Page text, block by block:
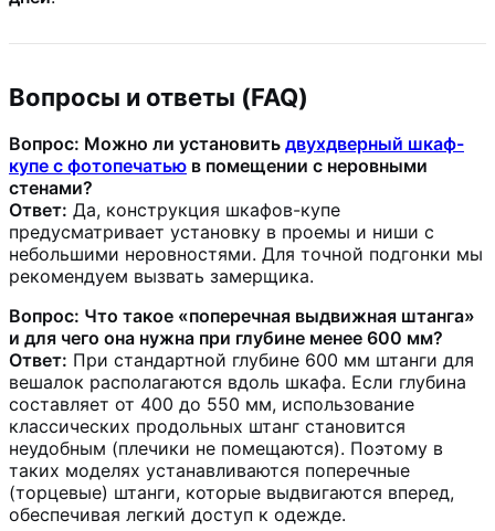
Вопросы и ответы (FAQ)
Вопрос: Можно ли установить двухдверный шкаф-
купе с фотопечатью в помещении с неровными
стенами?
Ответ: Да, конструкция шкафов-купе
предусматривает установку в проемы и ниши с
небольшими неровностями. Для точной подгонки мы
рекомендуем вызвать замерщика.
Вопрос: Что такое «поперечная выдвижная штанга»
и для чего она нужна при глубине менее 600 мм?
Ответ: При стандартной глубине 600 мм штанги для
вешалок располагаются вдоль шкафа. Если глубина
составляет от 400 до 550 мм, использование
классических продольных штанг становится
неудобным (плечики не помещаются). Поэтому в
таких моделях устанавливаются поперечные
(торцевые) штанги, которые выдвигаются вперед,
обеспечивая легкий доступ к одежде.